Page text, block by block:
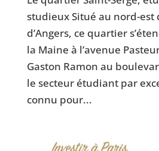
studieux Situé au nord-est
d’Angers, ce quartier
la Maine à l’avenue
Gaston Ramon au
le secteur étudiant par
connu pour...